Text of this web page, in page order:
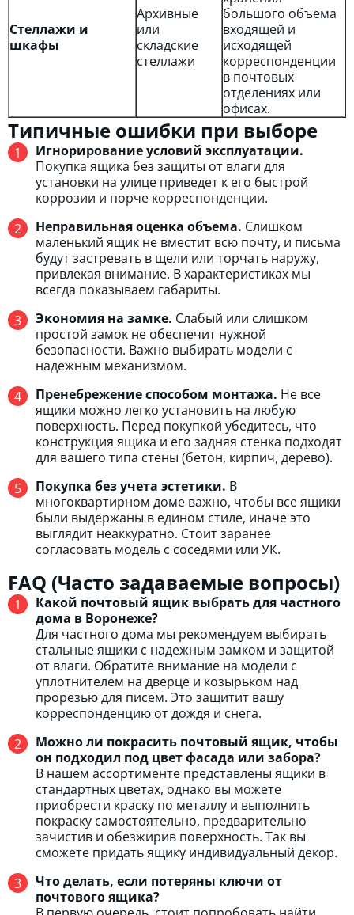
Стеллажи и
шкафы
Архивные
или
складские
стеллажи
большого объема
входящей и
исходящей
корреспонденции
в почтовых
отделениях или
офисах.
Типичные ошибки при выборе
Игнорирование условий эксплуатации.
Покупка ящика без защиты от влаги для
установки на улице приведет к его быстрой
коррозии и порче корреспонденции.
Неправильная оценка объема. Слишком
маленький ящик не вместит всю почту, и письма
будут застревать в щели или торчать наружу,
привлекая внимание. В характеристиках мы
всегда показываем габариты.
Экономия на замке. Слабый или слишком
простой замок не обеспечит нужной
безопасности. Важно выбирать модели с
надежным механизмом.
Пренебрежение способом монтажа. Не все
ящики можно легко установить на любую
поверхность. Перед покупкой убедитесь, что
конструкция ящика и его задняя стенка подходят
для вашего типа стены (бетон, кирпич, дерево).
Покупка без учета эстетики. В
многоквартирном доме важно, чтобы все ящики
были выдержаны в едином стиле, иначе это
выглядит неаккуратно. Стоит заранее
согласовать модель с соседями или УК.
FAQ (Часто задаваемые вопросы)
Какой почтовый ящик выбрать для частного
дома в Воронеже?
Для частного дома мы рекомендуем выбирать
стальные ящики с надежным замком и защитой
от влаги. Обратите внимание на модели с
уплотнителем на дверце и козырьком над
прорезью для писем. Это защитит вашу
корреспонденцию от дождя и снега.
Можно ли покрасить почтовый ящик, чтобы
он подходил под цвет фасада или забора?
В нашем ассортименте представлены ящики в
стандартных цветах, однако вы можете
приобрести краску по металлу и выполнить
покраску самостоятельно, предварительно
зачистив и обезжирив поверхность. Так вы
сможете придать ящику индивидуальный декор.
Что делать, если потеряны ключи от
почтового ящика?